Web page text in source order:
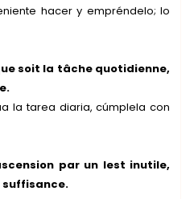
hacer y empréndelo; lo
soit la tâche quotidienne,
la tarea diaria, cúmplela con
par un lest inutile,
suffisance.